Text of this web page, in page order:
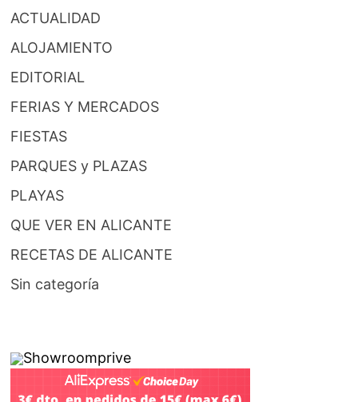
ACTUALIDAD
ALOJAMIENTO
EDITORIAL
FERIAS Y MERCADOS
FIESTAS
PARQUES y PLAZAS
PLAYAS
QUE VER EN ALICANTE
RECETAS DE ALICANTE
Sin categoría
Showroomprive